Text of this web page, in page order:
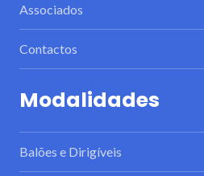
Associados
Contactos
Modalidades
Balões e Dirigíveis